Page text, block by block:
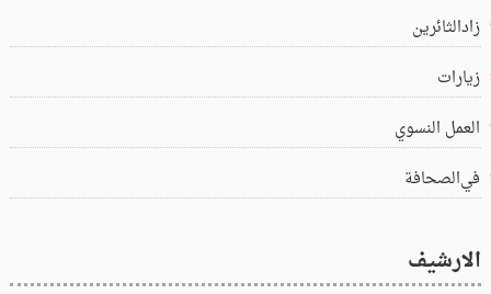
زادالثائرين
زيارات
العمل النسوي
في‌الصحافة
الارشيف